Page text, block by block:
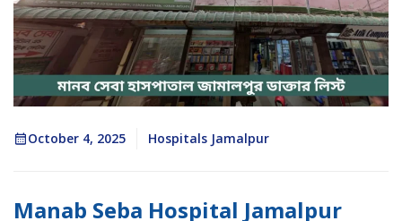
October 4, 2025 Hospitals Jamalpur
Manab Seba Hospital Jamalpur